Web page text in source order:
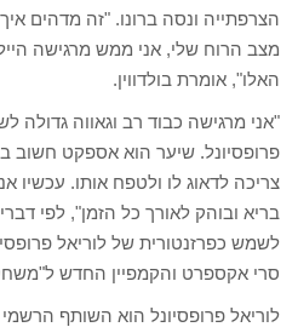
הצרפתייה ונסה ברונו. "זה מדהים
מצב הרוח שלי, אני ממש מרגישה
האלו", אומרת בולדווין.
"אני מרגישה כבוד רב וגאווה גדולה
פרופסיונל. שיער הוא אספקט חשוב
צריכה לדאוג לו ולטפח אותו. עכשיו
בריא ובוהק לאורך כל הזמן", לפי
לשמש כפרזנטורית של לוריאל
סרי אקספרט והקמפיין החדש
לוריאל פרופסיונל הוא השותף